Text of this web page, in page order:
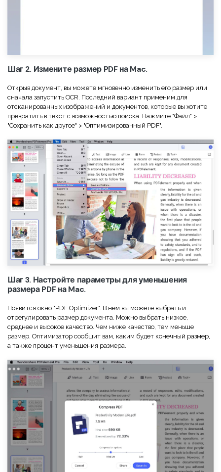
Шаг 2. Измените размер PDF на Mac.
Открыв документ, вы можете мгновенно изменить его размер или
сначала запустить OCR. Последний вариант применим для
отсканированных изображений и документов, которые вы хотите
превратить в текст с возможностью поиска. Нажмите "Файл" >
"Сохранить как другое" > "Оптимизированный PDF".
Шаг 3. Настройте параметры для уменьшения
размера PDF на Mac.
Появится окно "PDF Optimizer". В нем вы можете выбрать и
отрегулировать размер документа. Можно выбрать низкое,
среднее и высокое качество. Чем ниже качество, тем меньше
размер. Оптимизатор сообщит вам, каким будет конечный размер,
а также процент уменьшения размера.